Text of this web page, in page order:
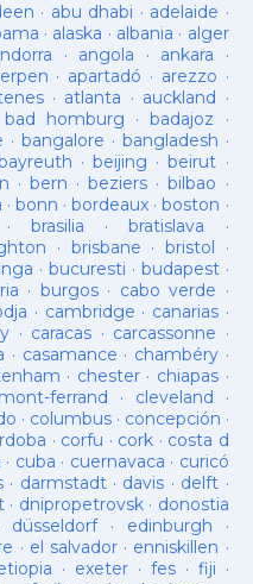
· abu dhabi · adelaide ·
· alaska · albania · alger
· angola · ankara ·
· apartadó · arezzo ·
· atlanta · auckland ·
bad homburg ·badajoz ·
·bangalore · bangladesh ·
·beijing ·beirut ·
·bern ·beziers ·bilbao ·
·bonn ·bordeaux ·boston ·
brasilia ·bratislava ·
· brisbane · bristol ·
· bucuresti · budapest·
· burgos· cabo verde ·
· cambridge · canarias·
· caracas · carcassonne ·
· casamance · chambéry·
· chester· chiapas ·
ferrand · cleveland ·
· columbus· concepción ·
· corfu · cork · costa d
· cuba · cuernavaca · curicó
· darmstadt· davis · delft ·
· dnipropetrovsk· donostia
düsseldorf· edinburgh ·
· el salvador · enniskillen ·
· exeter· fes· fiji ·